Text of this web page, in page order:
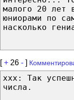
малого 20 лет
юниорами по
насколько
[+ 26 - ]
xxx: Так
числа.